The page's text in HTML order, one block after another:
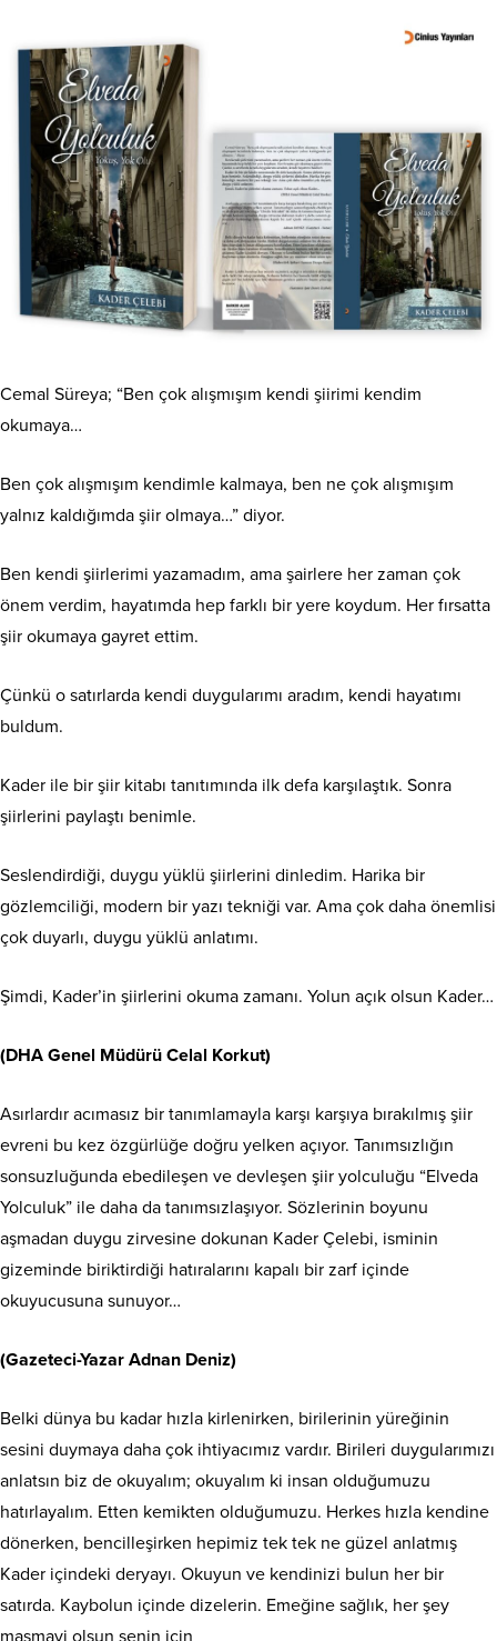
Cemal Süreya; “Ben çok alışmışım kendi şiirimi kendim
okumaya…
Ben çok alışmışım kendimle kalmaya, ben ne çok alışmışım
yalnız kaldığımda şiir olmaya…” diyor.
Ben kendi şiirlerimi yazamadım, ama şairlere her zaman çok
önem verdim, hayatımda hep farklı bir yere koydum. Her fırsatta
şiir okumaya gayret ettim.
Çünkü o satırlarda kendi duygularımı aradım, kendi hayatımı
buldum.
Kader ile bir şiir kitabı tanıtımında ilk defa karşılaştık. Sonra
şiirlerini paylaştı benimle.
Seslendirdiği, duygu yüklü şiirlerini dinledim. Harika bir
gözlemciliği, modern bir yazı tekniği var. Ama çok daha önemlisi
çok duyarlı, duygu yüklü anlatımı.
Şimdi, Kader’in şiirlerini okuma zamanı. Yolun açık olsun Kader…
(DHA Genel Müdürü Celal Korkut)
Asırlardır acımasız bir tanımlamayla karşı karşıya bırakılmış şiir
evreni bu kez özgürlüğe doğru yelken açıyor. Tanımsızlığın
sonsuzluğunda ebedileşen ve devleşen şiir yolculuğu “Elveda
Yolculuk” ile daha da tanımsızlaşıyor. Sözlerinin boyunu
aşmadan duygu zirvesine dokunan Kader Çelebi, isminin
gizeminde biriktirdiği hatıralarını kapalı bir zarf içinde
okuyucusuna sunuyor…
(Gazeteci-Yazar Adnan Deniz)
Belki dünya bu kadar hızla kirlenirken, birilerinin yüreğinin
sesini duymaya daha çok ihtiyacımız vardır. Birileri duygularımızı
anlatsın biz de okuyalım; okuyalım ki insan olduğumuzu
hatırlayalım. Etten kemikten olduğumuzu. Herkes hızla kendine
dönerken, bencilleşirken hepimiz tek tek ne güzel anlatmış
Kader içindeki deryayı. Okuyun ve kendinizi bulun her bir
satırda. Kaybolun içinde dizelerin. Emeğine sağlık, her şey
masmavi olsun senin için